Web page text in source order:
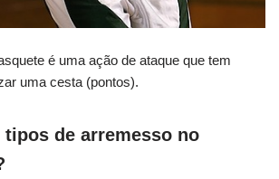
é uma ação de ataque que tem
uma cesta (pontos).
tipos de arremesso no